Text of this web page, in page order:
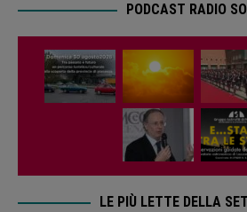
PODCAST RADIO
LE PIÙ LETTE DELLA